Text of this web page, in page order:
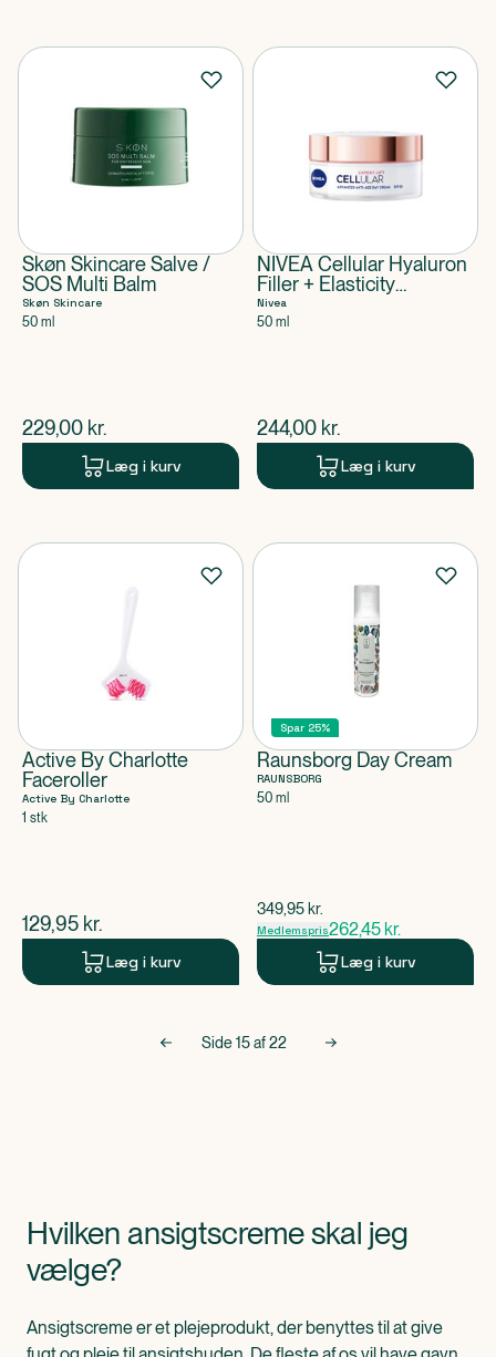
Skøn Skincare Salve /
SOS Multi Balm
Skøn Skincare
50 ml
$nuværende pris
229,00 kr.
Læg i kurv
NIVEA Cellular Hyaluron
Filler + Elasticity
Reshape Day Cream
Nivea
50 ml
$nuværende pris
244,00 kr.
Læg i kurv
Active By Charlotte
Faceroller
Active By Charlotte
1 stk
$nuværende pris
129,95 kr.
Læg i kurv
Spar 25%
Raunsborg Day Cream
RAUNSBORG
50 ml
$gammel pris
349,95 kr.
Medlemspris262,45 kr.
Læg i kurv
Side15af22
Hvilken ansigtscreme skal jeg
vælge?
Ansigtscreme er et plejeprodukt, der benyttes til at give